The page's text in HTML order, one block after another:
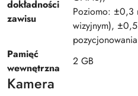
dokładności
zawisu
Poziomo: ±0,3
wizyjnym),
Pamięć
wewnętrzna
2 GB
Kamera